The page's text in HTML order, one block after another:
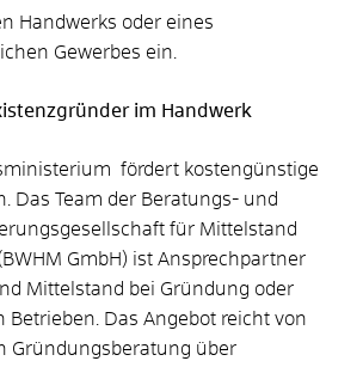
Handwerks oder eines
Gewerbes ein.
im Handwerk
fördert kostengünstige
Das Team der Beratungs- und
für Mittelstand
GmbH) ist Ansprechpartner
Mittelstand bei Gründung oder
Betrieben. Das Angebot reicht von
Gründungsberatung über